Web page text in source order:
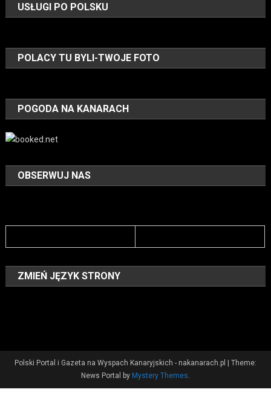
USŁUGI PO POLSKU
POLACY TU BYLI-TWOJE FOTO
POGODA NA KANARACH
OBSERWUJ NAS
ZMIEŃ JĘZYK STRONY
Polski Portal i Gazeta na Wyspach Kanaryjskich - nakanarach.pl | Theme:
News Portal by Mystery Themes